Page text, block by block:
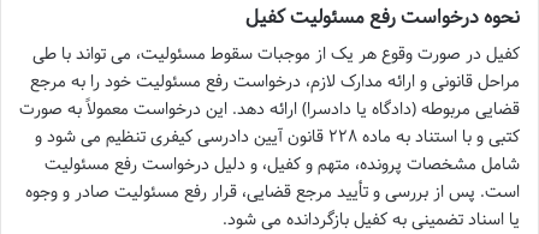
نحوه درخواست رفع مسئولیت کفیل
کفیل در صورت وقوع هر یک از موجبات سقوط مسئولیت، می تواند با طی
مراحل قانونی و ارائه مدارک لازم، درخواست رفع مسئولیت خود را به مرجع
قضایی مربوطه (دادگاه یا دادسرا) ارائه دهد. این درخواست معمولاً به صورت
کتبی و با استناد به ماده ۲۲۸ قانون آیین دادرسی کیفری تنظیم می شود و
شامل مشخصات پرونده، متهم و کفیل، و دلیل درخواست رفع مسئولیت
است. پس از بررسی و تأیید مرجع قضایی، قرار رفع مسئولیت صادر و وجوه
یا اسناد تضمینی به کفیل بازگردانده می شود.